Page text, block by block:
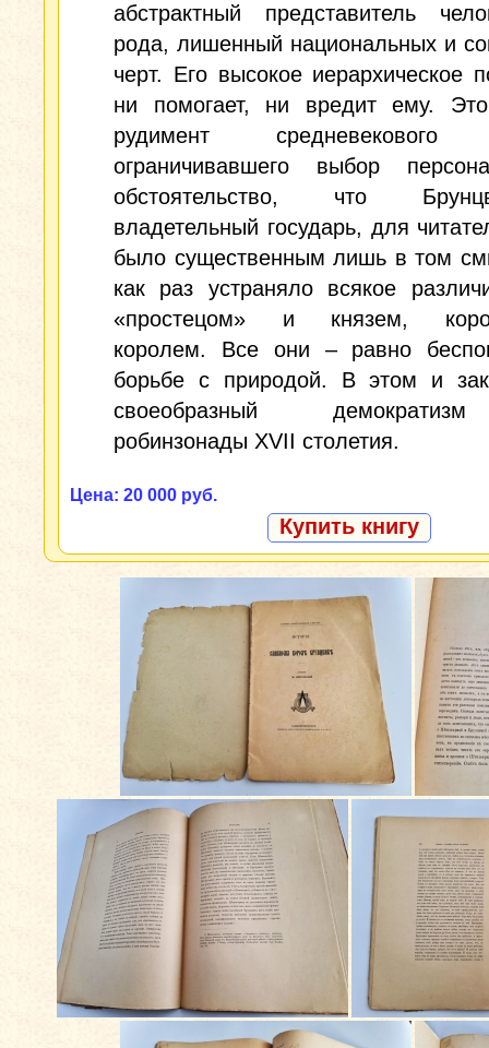
абстрактный представитель
рода, лишенный национальных и
черт. Его высокое иерархическое
ни помогает, ни вредит ему.
рудимент средневекового
ограничивавшего выбор
обстоятельство, что
владетельный государь, для
было существенным лишь в том
как раз устраняло всякое
«простецом» и князем,
королем. Все они – равно
борьбе с природой. В этом и
своеобразный
робинзонады XVII столетия.
Цена: 20 000 руб.
Купить книгу